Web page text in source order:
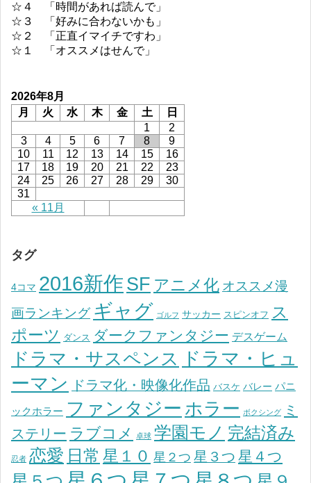
☆４ 「時間があれば読んで」
☆３ 「好みに合わないかも」
☆２ 「正直イマイチですわ」
☆１ 「オススメはせんで」
2026年8月
月
火 水 木 金 土 日
« 11月
1
2
3
4 5 6 7 8
9
10
11 12 13 14 15
16
17
18 19 20 21 22
23
24
25 26 27 28 29
30
31
タグ
4コマ 2016新作SF アニメ化 オススメ漫
画ランキング ギャグ ゴルフ サッカー スピンオフ ス
ポーツ ダンス ダークファンタジー デスゲーム
ドラマ・サスペンス ドラマ・ヒュ
ーマン
ドラマ化・映像化作品 バスケ バレー パニ
ックホラー ファンタジー ホラー ボクシング
ミ
ステリー ラブコメ 卓球 学園モノ 完結済み
忍者 恋愛 日常 星１０ 星２つ 星３つ 星４つ